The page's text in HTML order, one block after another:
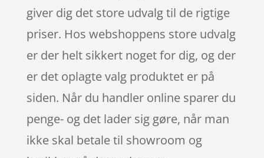
giver dig det store udvalg til de rigtige
priser. Hos webshoppens store udvalg
er der helt sikkert noget for dig, og der
er det oplagte valg produktet er på
siden. Når du handler online sparer du
penge- og det lader sig gøre, når man
ikke skal betale til showroom og